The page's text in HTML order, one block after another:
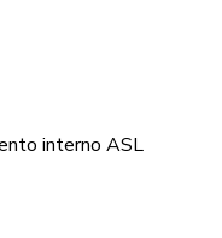
interno ASL